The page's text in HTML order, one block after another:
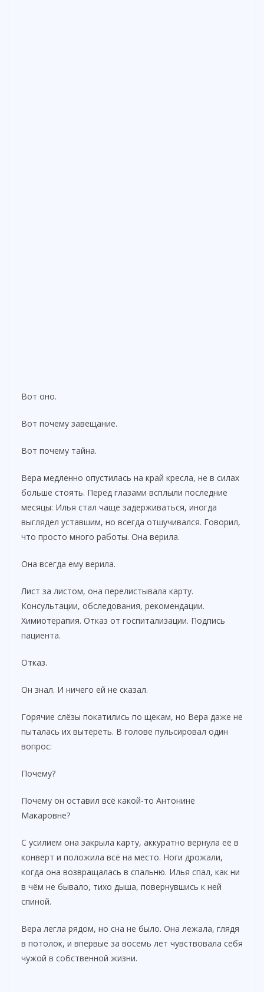
Вот оно.
Вот почему завещание.
Вот почему тайна.
Вера медленно опустилась на край кресла, не в силах
больше стоять. Перед глазами всплыли последние
месяцы: Илья стал чаще задерживаться, иногда
выглядел уставшим, но всегда отшучивался. Говорил,
что просто много работы. Она верила.
Она всегда ему верила.
Лист за листом, она перелистывала карту.
Консультации, обследования, рекомендации.
Химиотерапия. Отказ от госпитализации. Подпись
пациента.
Отказ.
Он знал. И ничего ей не сказал.
Горячие слёзы покатились по щекам, но Вера даже не
пыталась их вытереть. В голове пульсировал один
вопрос:
Почему?
Почему он оставил всё какой-то Антонине
Макаровне?
С усилием она закрыла карту, аккуратно вернула её в
конверт и положила всё на место. Ноги дрожали,
когда она возвращалась в спальню. Илья спал, как ни
в чём не бывало, тихо дыша, повернувшись к ней
спиной.
Вера легла рядом, но сна не было. Она лежала, глядя
в потолок, и впервые за восемь лет чувствовала себя
чужой в собственной жизни.